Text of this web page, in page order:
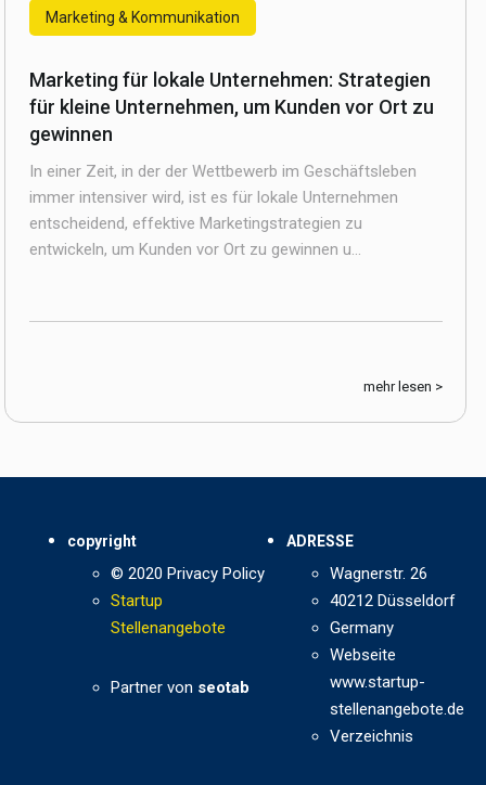
Marketing & Kommunikation
Marketing für lokale Unternehmen: Strategien
für kleine Unternehmen, um Kunden vor Ort zu
gewinnen
In einer Zeit, in der der Wettbewerb im Geschäftsleben
immer intensiver wird, ist es für lokale Unternehmen
entscheidend, effektive Marketingstrategien zu
entwickeln, um Kunden vor Ort zu gewinnen u...
mehr lesen >
copyright
© 2020 Privacy Policy
Startup
Stellenangebote
Partner von seotab
ADRESSE
Wagnerstr. 26
40212 Düsseldorf
Germany
Webseite
www.startup-
stellenangebote.de
Verzeichnis